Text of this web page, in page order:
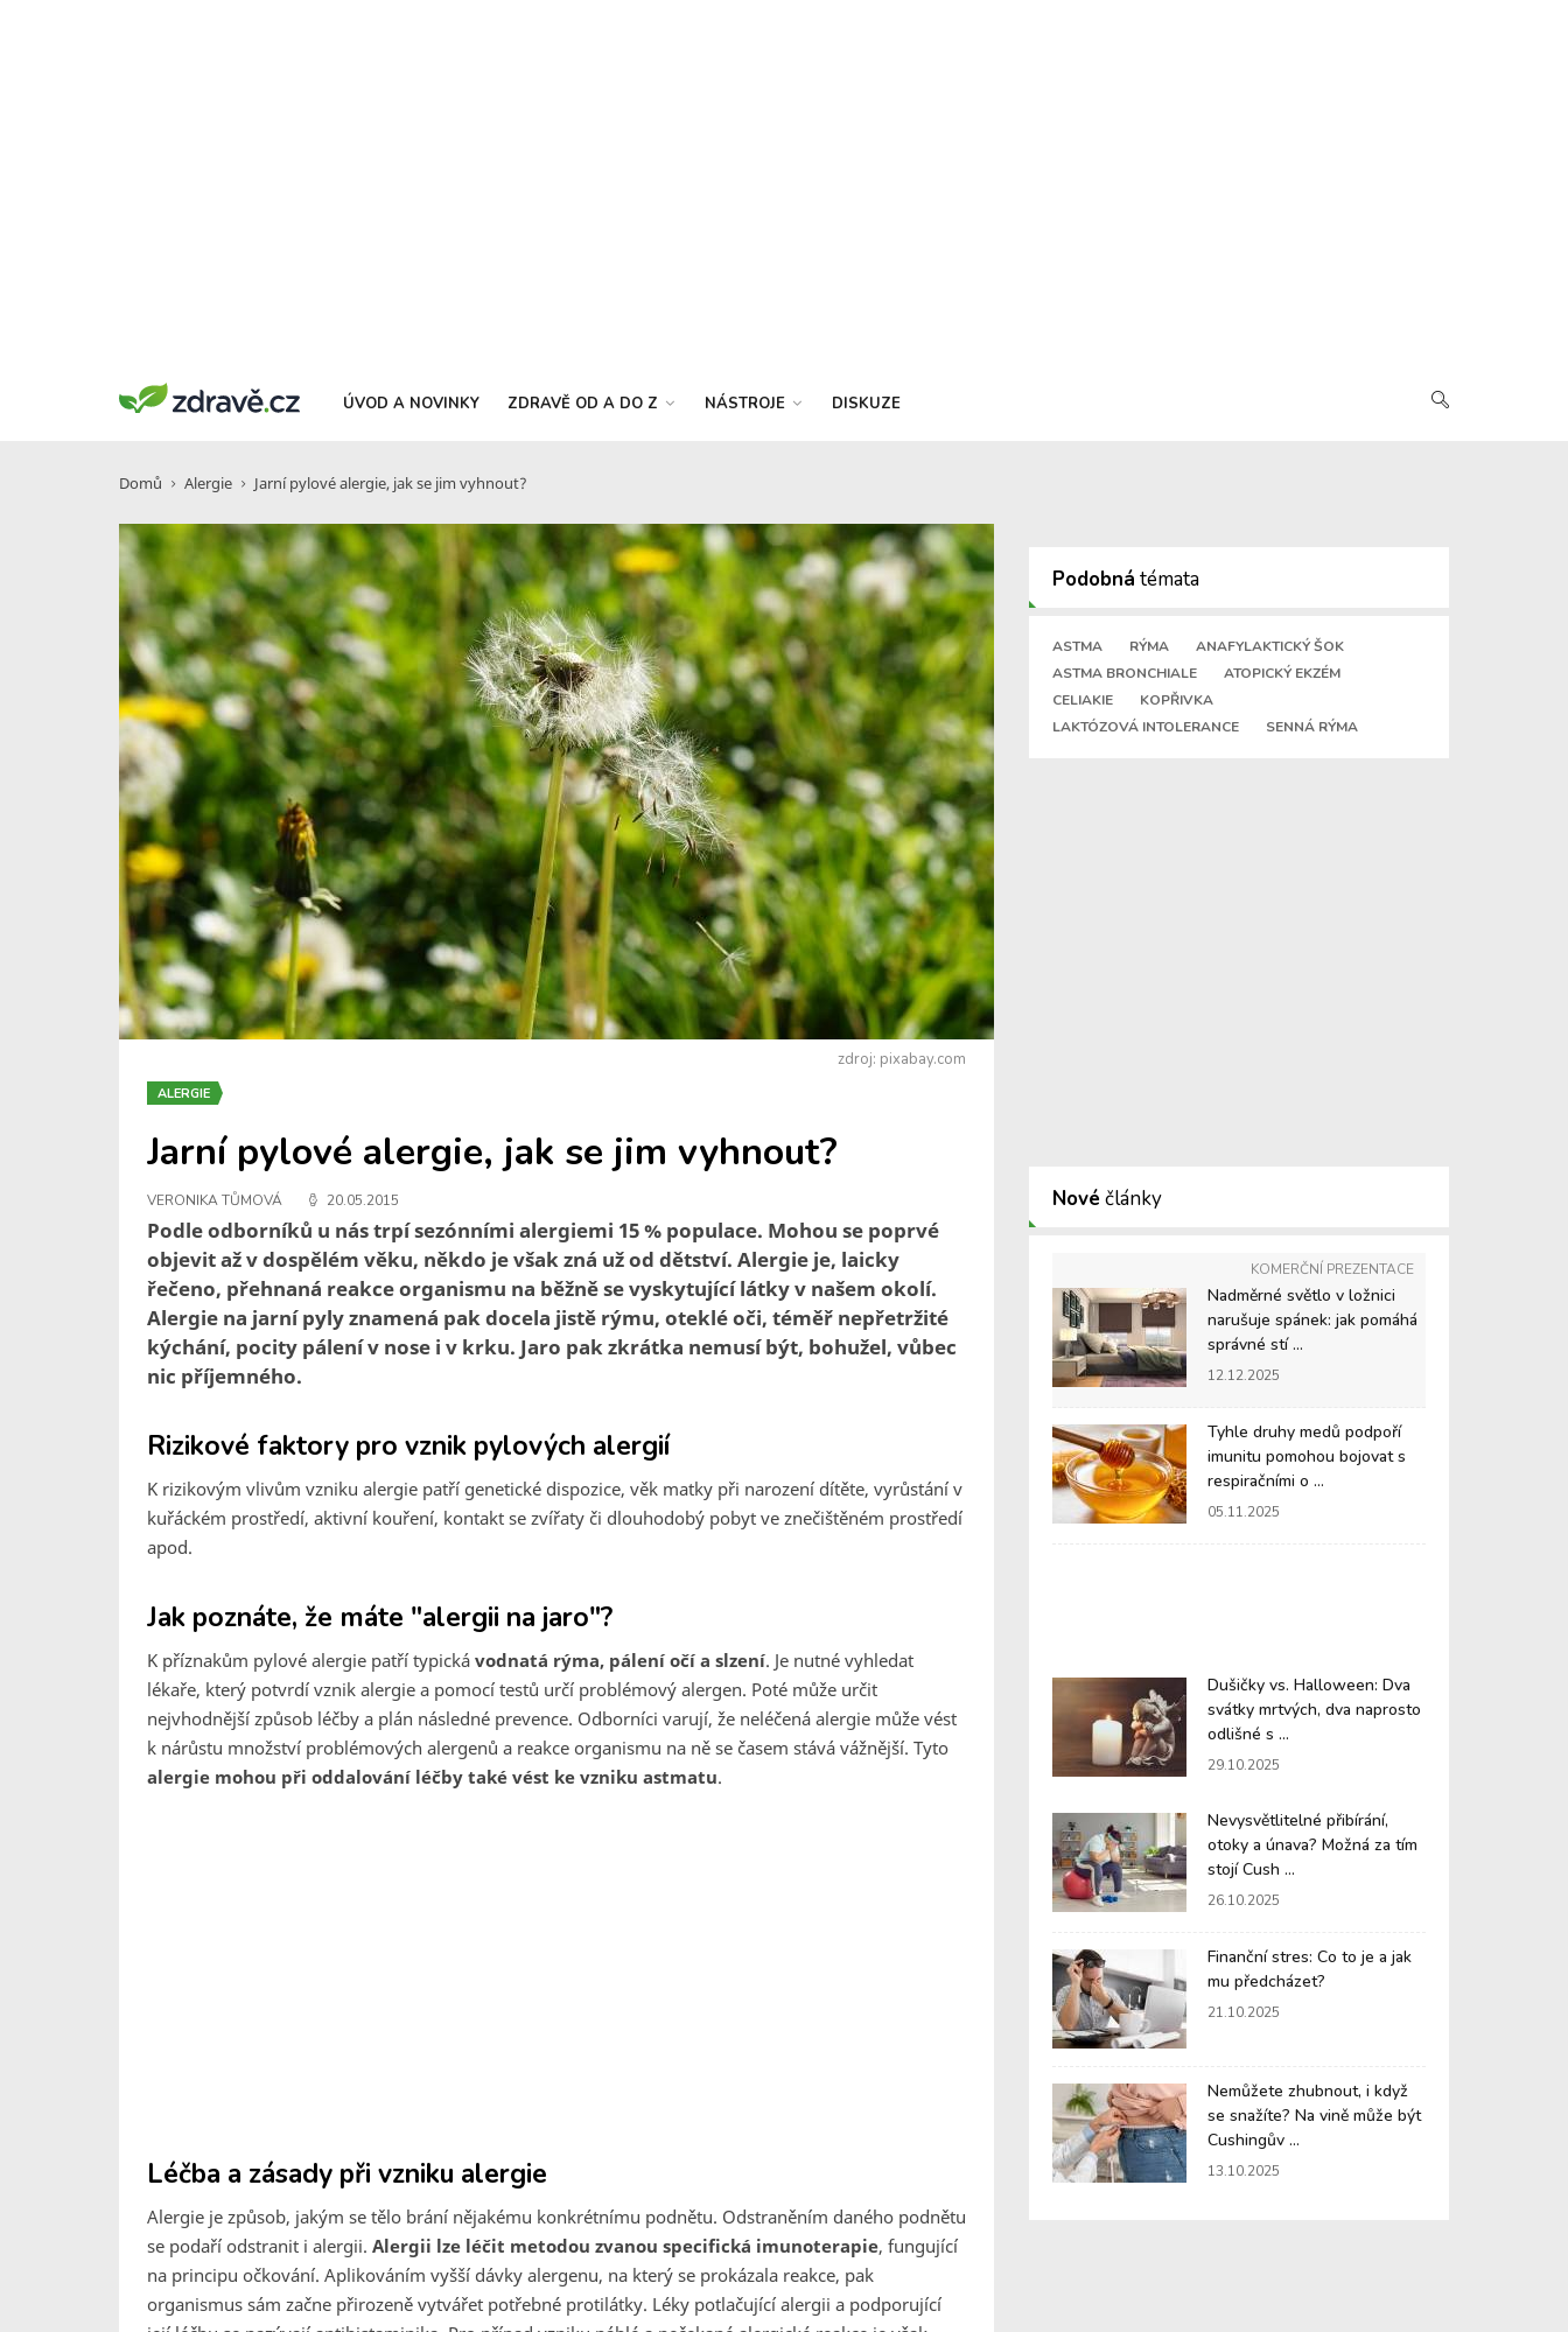
ÚVOD A NOVINKY ZDRAVĚ OD A DO Z NÁSTROJE DISKUZE
Domů Alergie Jarní pylové alergie, jak se jim vyhnout?
zdroj: pixabay.com
ALERGIE
Jarní pylové alergie, jak se jim vyhnout?
VERONIKA TŮMOVÁ 20.05.2015
Podle odborníků u nás trpí sezónními alergiemi 15 % populace. Mohou se poprvé
objevit až v dospělém věku, někdo je však zná už od dětství. Alergie je, laicky
řečeno, přehnaná reakce organismu na běžně se vyskytující látky v našem okolí.
Alergie na jarní pyly znamená pak docela jistě rýmu, oteklé oči, téměř nepřetržité
kýchání, pocity pálení v nose i v krku. Jaro pak zkrátka nemusí být, bohužel, vůbec
nic příjemného.
Rizikové faktory pro vznik pylových alergií
K rizikovým vlivům vzniku alergie patří genetické dispozice, věk matky při narození dítěte, vyrůstání v
kuřáckém prostředí, aktivní kouření, kontakt se zvířaty či dlouhodobý pobyt ve znečištěném prostředí
apod.
Jak poznáte, že máte "alergii na jaro"?
K příznakům pylové alergie patří typická vodnatá rýma, pálení očí a slzení. Je nutné vyhledat
lékaře, který potvrdí vznik alergie a pomocí testů určí problémový alergen. Poté může určit
nejvhodnější způsob léčby a plán následné prevence. Odborníci varují, že neléčená alergie může vést
k nárůstu množství problémových alergenů a reakce organismu na ně se časem stává vážnější. Tyto
alergie mohou při oddalování léčby také vést ke vzniku astmatu.
Léčba a zásady při vzniku alergie
Alergie je způsob, jakým se tělo brání nějakému konkrétnímu podnětu. Odstraněním daného podnětu
se podaří odstranit i alergii. Alergii lze léčit metodou zvanou specifická imunoterapie, fungující
na principu očkování. Aplikováním vyšší dávky alergenu, na který se prokázala reakce, pak
organismus sám začne přirozeně vytvářet potřebné protilátky. Léky potlačující alergii a podporující
Podobná témata
ASTMA RÝMA
ANAFYLAKTICKÝ ŠOK
ASTMA BRONCHIALE
ATOPICKÝ EKZÉM
CELIAKIE
KOPŘIVKA
LAKTÓZOVÁ INTOLERANCE
SENNÁ RÝMA
Nové články
KOMERČNÍ PREZENTACE
Nadměrné světlo v ložnici
narušuje spánek: jak pomáhá
správné stí ...
12.12.2025
Tyhle druhy medů podpoří
imunitu pomohou bojovat s
respiračními o ...
05.11.2025
Dušičky vs. Halloween: Dva
svátky mrtvých, dva naprosto
odlišné s ...
29.10.2025
Nevysvětlitelné přibírání,
otoky a únava? Možná za tím
stojí Cush ...
26.10.2025
Finanční stres: Co to je a jak
mu předcházet?
21.10.2025
Nemůžete zhubnout, i když
se snažíte? Na vině může být
Cushingův ...
13.10.2025